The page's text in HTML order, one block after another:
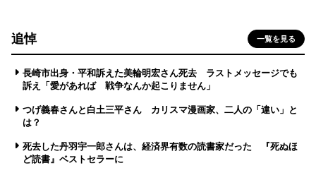
追悼 一覧を見る
長崎市出身・平和訴えた美輪明宏さん死去 ラストメッセージでも
訴え「愛があれば 戦争なんか起こりません」
つげ義春さんと白土三平さん カリスマ漫画家、二人の「違い」と
は？
死去した丹羽宇一郎さんは、経済界有数の読書家だった 『死ぬほ
ど読書』ベストセラーに